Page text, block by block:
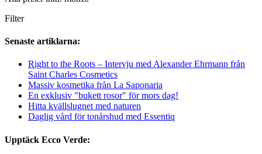
Filter
Senaste artiklarna:
Right to the Roots – Intervju med Alexander Ehrmann från
Saint Charles Cosmetics
Massiv kosmetika från La Saponaria
En exklusiv "bukett rosor" för mors dag!
Hitta kvällslugnet med naturen
Daglig vård för tonårshud med Essentiq
Upptäck Ecco Verde: